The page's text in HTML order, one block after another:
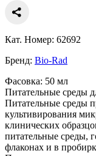
Кат. Номер: 62692
Бренд: Bio-Rad
Фасовка: 50 мл
Питательные среды
Питательные среды
культивирования
клинических
питательные среды,
флаконах и в